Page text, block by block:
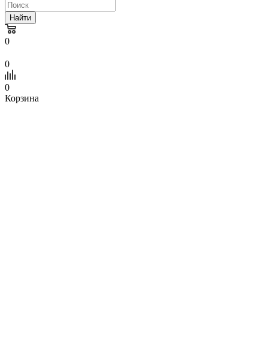
Найти
0
0
0
Корзина